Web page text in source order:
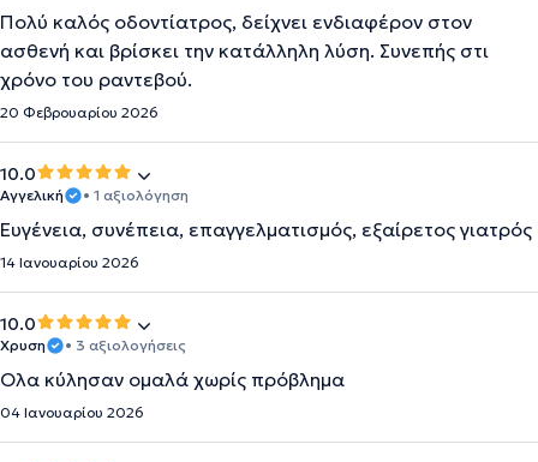
Πολύ καλός οδοντίατρος, δείχνει ενδιαφέρον στον
ασθενή και βρίσκει την κατάλληλη λύση. Συνεπής στι
χρόνο του ραντεβού.
20 Φεβρουαρίου 2026
10.0
Αγγελική • 1 αξιολόγηση
Ευγένεια, συνέπεια, επαγγελματισμός, εξαίρετος γιατρός
14 Ιανουαρίου 2026
10.0
Χρυση • 3 αξιολογήσεις
Ολα κύλησαν ομαλά χωρίς πρόβλημα
04 Ιανουαρίου 2026